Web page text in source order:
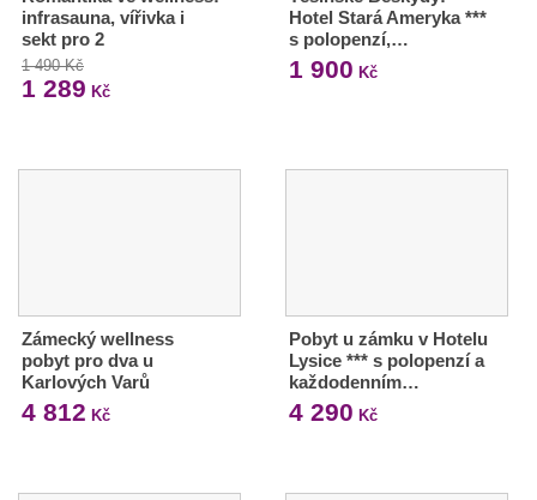
infrasauna, vířivka i
sekt pro 2
1 490 Kč
1 289 Kč
Hotel Stará Ameryka ***
s polopenzí,…
1 900 Kč
Zámecký wellness
pobyt pro dva u
Karlových Varů
4 812 Kč
Pobyt u zámku v Hotelu
Lysice *** s polopenzí a
každodenním…
4 290 Kč